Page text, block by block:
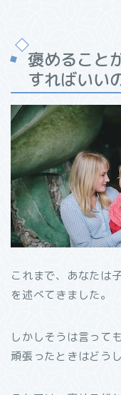
褒めること
すればいい
これまで、あなたは
を述べてきました。
しかしそうは言って
頑張ったときはどう